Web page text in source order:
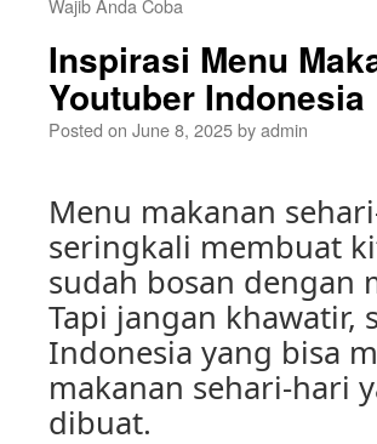
Wajib Anda Coba
Inspirasi Menu
Youtuber Indonesia
Posted on June 8, 2025byadmin
Menu makanan
seringkali membuat
sudah bosan dengan
Tapi jangan khawatir,
Indonesia yang bisa
makanan sehari-hari
dibuat.